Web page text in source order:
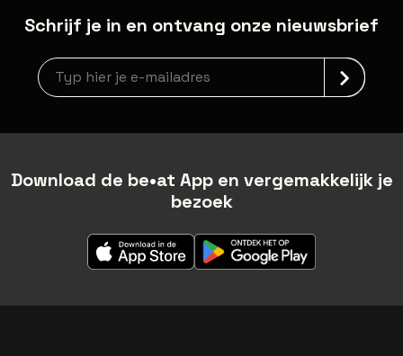
Schrijf je in en ontvang onze nieuwsbrief
Nieuwsbrief aanmelding
Download de be•at App en vergemakkelijk je
bezoek